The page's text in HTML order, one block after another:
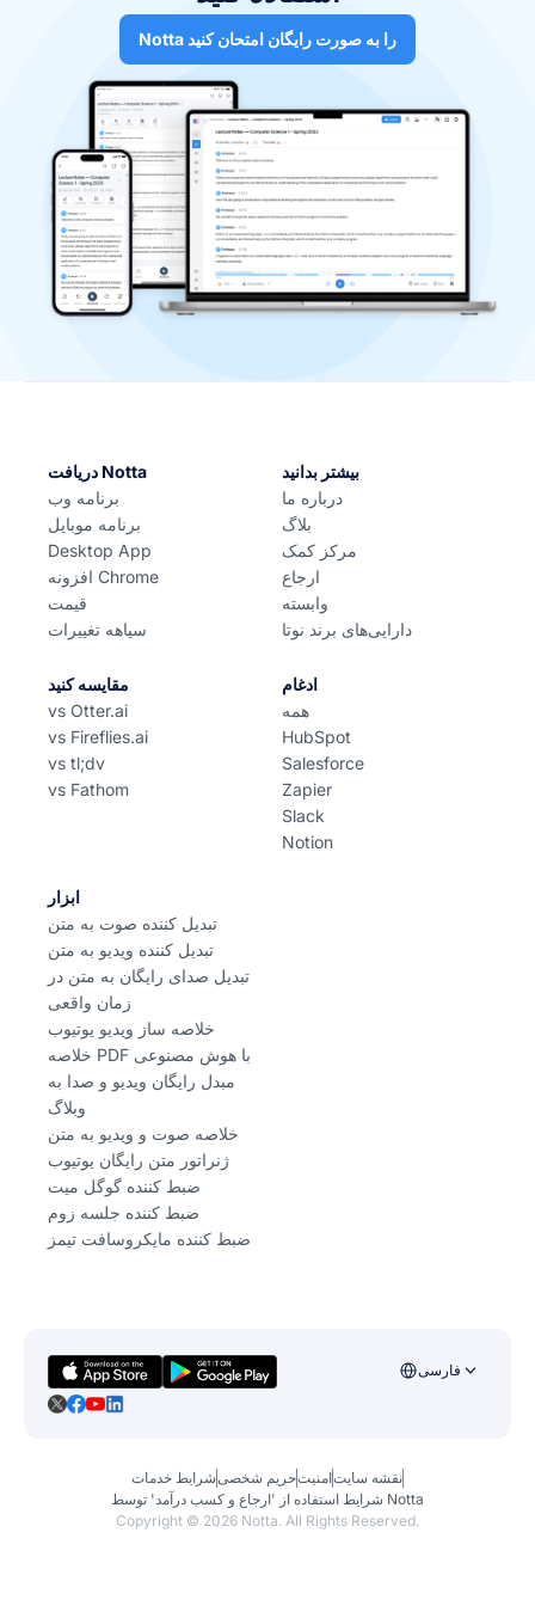
Notta را به صورت رایگان امتحان کنید
دریافت Notta
برنامه وب
برنامه موبایل
Desktop App
افزونه Chrome
قیمت
سیاهه تغییرات
بیشتر بدانید
درباره ما
بلاگ
مرکز کمک
ارجاع
وابسته
دارایی‌های برند نوتا
مقایسه کنید
vs Otter.ai
vs Fireflies.ai
vs tl;dv
vs Fathom
ادغام
همه
HubSpot
Salesforce
Zapier
Slack
Notion
ابزار
تبدیل کننده صوت به متن
تبدیل کننده ویدیو به متن
تبدیل صدای رایگان به متن در
زمان واقعی
خلاصه ساز ویدیو یوتیوب
خلاصه PDF با هوش مصنوعی
مبدل رایگان ویدیو و صدا به
وبلاگ
خلاصه صوت و ویدیو به متن
ژنراتور متن رایگان یوتیوب
ضبط کننده گوگل میت
ضبط کننده جلسه زوم
ضبط کننده مایکروسافت تیمز
فارسی
شرایط خدمات حریم شخصیامنیتنقشه سایت
شرایط استفاده از 'ارجاع و کسب درآمد' توسط Notta
Copyright © 2026 Notta. All Rights Reserved.